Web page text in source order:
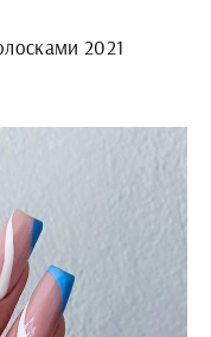
2021